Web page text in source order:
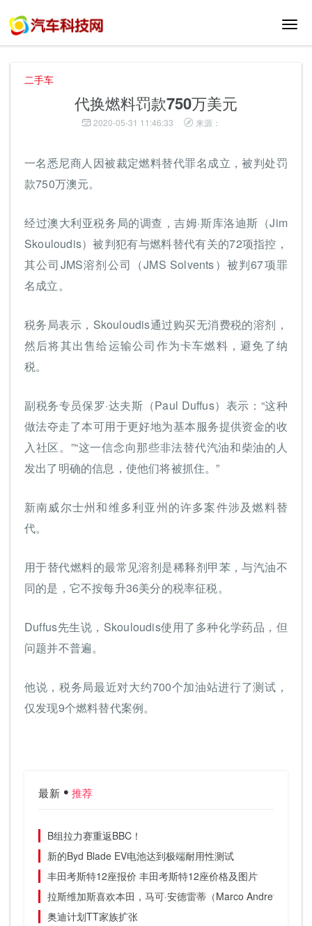
切
二手车
代换燃料罚款750万美元
2020-05-31 11:46:33 来源：
一名悉尼商人因被裁定燃料替代罪名成立，被判处罚
款750万澳元。
经过澳大利亚税务局的调查，吉姆·斯库洛迪斯（Jim
Skouloudis）被判犯有与燃料替代有关的72项指控，
其公司JMS溶剂公司（JMS Solvents）被判67项罪
名成立。
税务局表示，Skouloudis通过购买无消费税的溶剂，
然后将其出售给运输公司作为卡车燃料，避免了纳
税。
副税务专员保罗·达夫斯（Paul Duffus）表示：“这种
做法夺走了本可用于更好地为基本服务提供资金的收
入社区。”“这一信念向那些非法替代汽油和柴油的人
发出了明确的信息，使他们将被抓住。”
新南威尔士州和维多利亚州的许多案件涉及燃料替
代。
用于替代燃料的最常见溶剂是稀释剂甲苯，与汽油不
同的是，它不按每升36美分的税率征税。
Duffus先生说，Skouloudis使用了多种化学药品，但
问题并不普遍。
他说，税务局最近对大约700个加油站进行了测试，
仅发现9个燃料替代案例。
最新 推荐
B组拉力赛重返BBC！
新的Byd Blade EV电池达到极端耐用性测试
丰田考斯特12座报价 丰田考斯特12座价格及图片
拉斯维加斯喜欢本田，马可·安德雷蒂（Marco Andretti）赢
奥迪计划TT家族扩张